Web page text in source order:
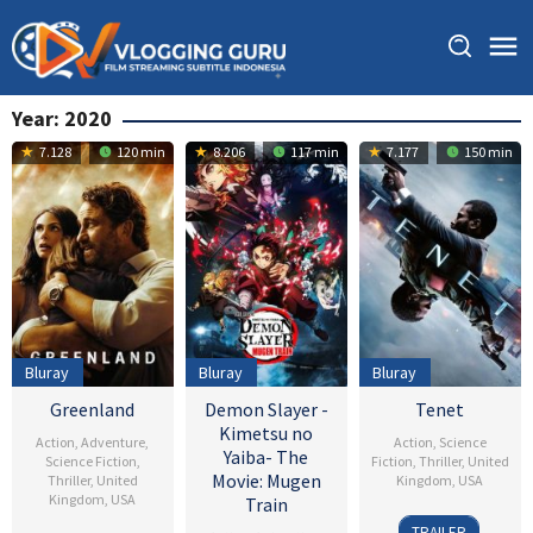
to
content
Year: 2020
7.128 120 min
Bluray
Greenland
Action ,Adventure
Science Fiction
Thriller, United
Kingdom USA
8.206 117 min
Bluray
Demon Slayer -
Kimetsu no
Yaiba- The
Movie: Mugen
Train
7.177 150 min
Bluray
Tenet
Action Science
Fiction Thriller, United
Kingdom USA
22
Ilona